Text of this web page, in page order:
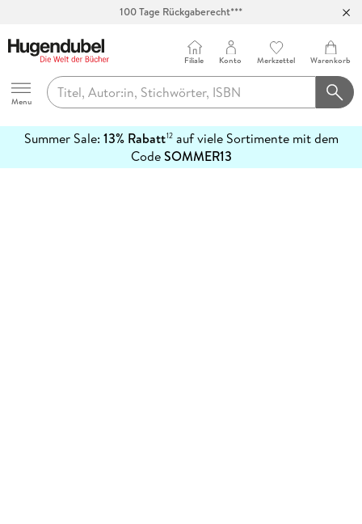
100 Tage Rückgaberecht***
Hugendubel
Menu
Filiale Konto Merkzettel Warenkorb
Summer Sale: 13% Rabatt12auf viele Sortimente mit dem
CodeSOMMER13
erfahren